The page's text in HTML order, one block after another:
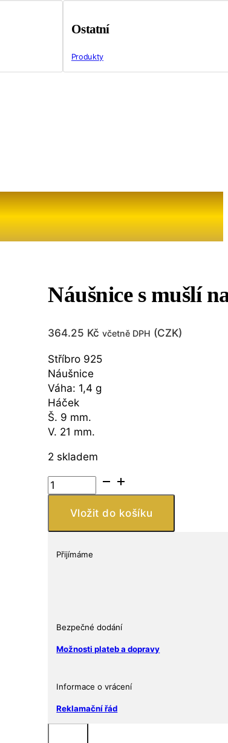
Ostatní
Produkty
Náušnice s mušlí
364.25 Kč včetně DPH (CZK)
Stříbro 925
Náušnice
Váha: 1,4 g
Háček
Š. 9 mm.
V. 21 mm.
2 skladem
Náušnice
s
mušlí
množství
Vložit do košíku
Přijímáme
Bezpečné dodání
Možnosti plateb a dopravy
Informace o vrácení
Reklamační řád